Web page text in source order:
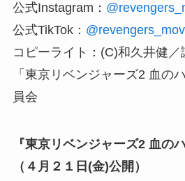
公式Instagram：
公式TikTok：
コピーライト：(C)和久井健
「東京リベンジャーズ2 血の
員会
『東京リベンジャーズ2 血の
（４月２１日(金)公開）